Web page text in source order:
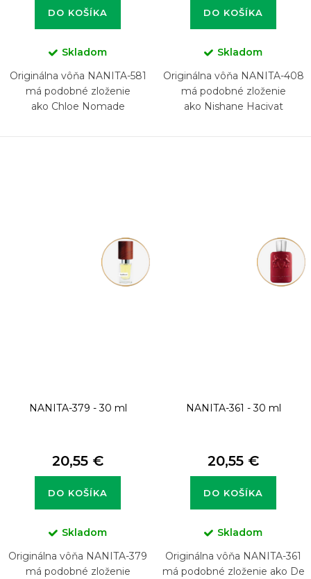
DO KOŠÍKA
Skladom
Originálna vôňa NANITA-581
má podobné zloženie
ako Chloe Nomade
DO KOŠÍKA
Skladom
Originálna vôňa NANITA-408
má podobné zloženie
ako Nishane Hacivat
NANITA-379 - 30 ml
20,55 €
DO KOŠÍKA
Skladom
Originálna vôňa NANITA-379
má podobné zloženie
NANITA-361 - 30 ml
20,55 €
DO KOŠÍKA
Skladom
Originálna vôňa NANITA-361
má podobné zloženie ako De